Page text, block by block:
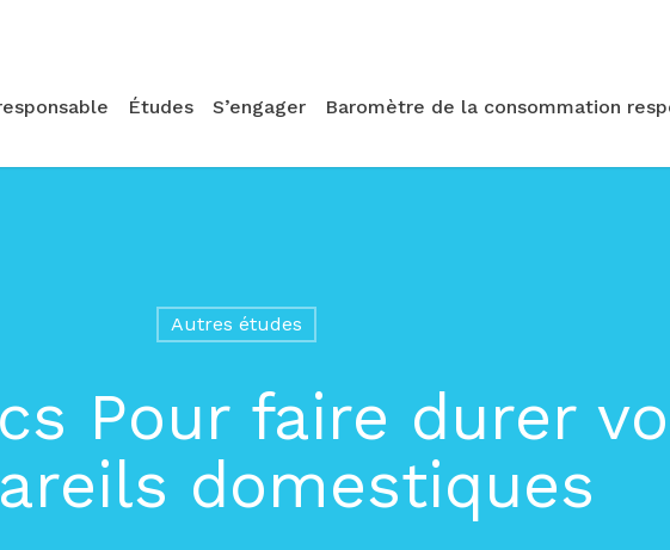
Études S’engager Baromètre de la consommation
Autres études
Pour faire durer
domestiques